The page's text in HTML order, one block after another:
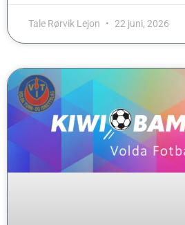
Tale Rørvik Lejon 22 juni, 2026